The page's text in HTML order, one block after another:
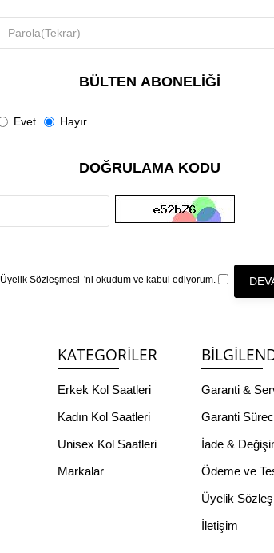
BÜLTEN ABONELIĞI
Evet Hayır
DOĞRULAMA KODU
Üyelik Sözleşmesi 'ni okudum ve kabul ediyorum.
KATEGORILER
Erkek Kol Saatleri
Kadın Kol Saatleri
Unisex Kol Saatleri
Markalar
Garanti &
Garanti
İade &
Ödeme ve
Üyelik
İletişim